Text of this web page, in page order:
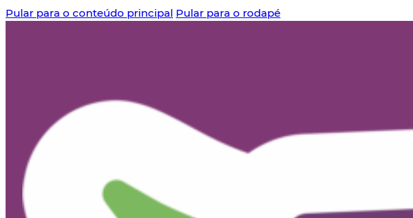
Pular para o conteúdo principal Pular para o rodapé